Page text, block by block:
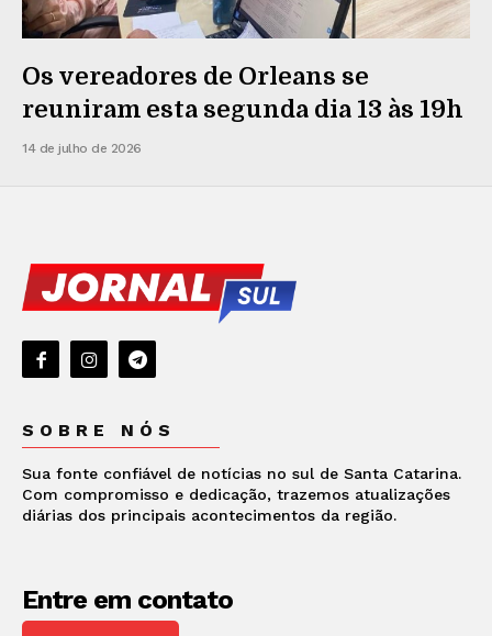
Os vereadores de Orleans se
reuniram esta segunda dia 13 às 19h
14 de julho de 2026
SOBRE NÓS
Sua fonte confiável de notícias no sul de Santa Catarina.
Com compromisso e dedicação, trazemos atualizações
diárias dos principais acontecimentos da região.
Entre em contato